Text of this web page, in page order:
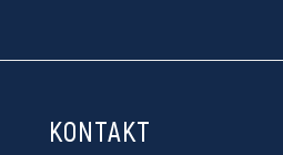
KONTAKT